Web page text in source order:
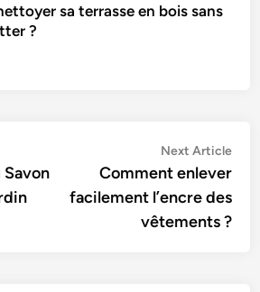
sa terrasse en bois sans
?
Next Article
Comment enlever
facilement l’encre des
vêtements ?